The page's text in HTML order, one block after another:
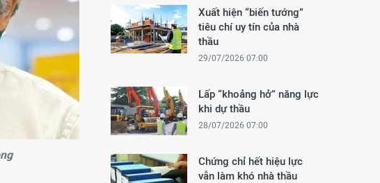
Xuất hiện “biến tướng”
tiêu chí uy tín của nhà
thầu
29/07/2026 07:00
Lấp “khoảng hở” năng lực
khi dự thầu
28/07/2026 07:00
Chứng chỉ hết hiệu lực
vẫn làm khó nhà thầu